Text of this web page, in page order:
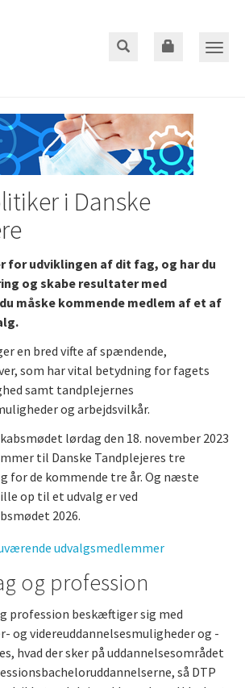
i Danske
for udviklingen af dit fag, og har du
og skabe resultater med
måske kommende medlem af et af
en bred vifte af spændende,
som har vital betydning for fagets
samt tandplejernes
og arbejdsvilkår.
lørdag den 18. november 2023
til Danske Tandplejeres tre
for de kommende tre år. Og næste
op til et udvalg er ved
2026.
udvalgsmedlemmer
og profession
profession beskæftiger sig med
og videreuddannelsesmuligheder og -
hvad der sker på uddannelsesområdet
så DTP